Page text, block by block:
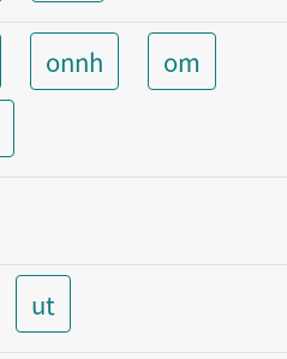
onnh
om
ut